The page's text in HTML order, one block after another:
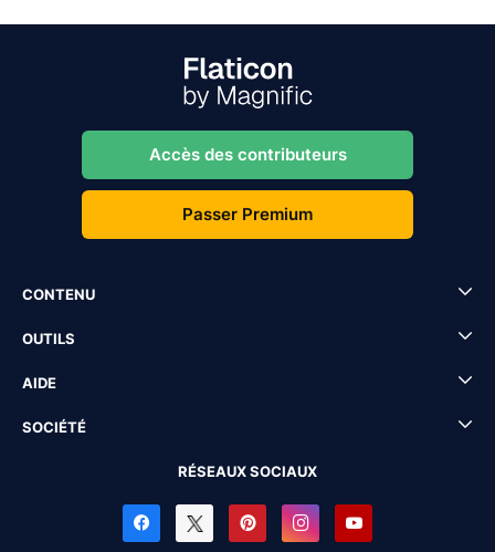
Accès des contributeurs
Passer Premium
CONTENU
OUTILS
AIDE
SOCIÉTÉ
RÉSEAUX SOCIAUX